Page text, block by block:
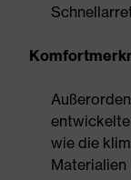
wie die
Materialien